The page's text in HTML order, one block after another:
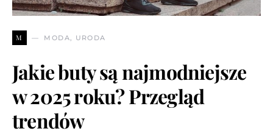
M MODA, URODA
Jakie buty są najmodniejsze
w 2025 roku? Przegląd
trendów